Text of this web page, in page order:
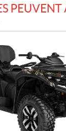
PEUVENT